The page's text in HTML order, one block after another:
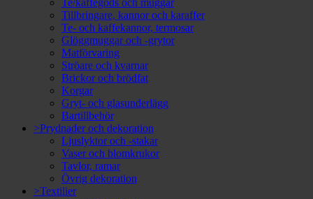
Te/kaffegods och muggar
Tillbringare, kannor och karaffer
Te- och kaffekannor, termosar
Glöggmuggar och -grytor
Matförvaring
Ströare och kvarnar
Brickor och brödfat
Korgar
Gryt- och glasunderlägg
Bartillbehör
>Prydnader och dekoration
Ljuslyktor och -stakar
Vaser och blomkrukor
Tavlor, ramar
Övrig dekoration
>Textilier